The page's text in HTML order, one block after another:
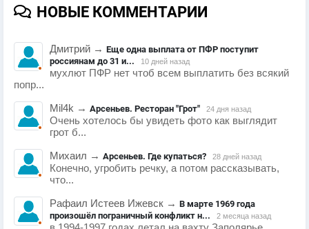
НОВЫЕ КОММЕНТАРИИ
Дмитрий → Еще одна выплата от ПФР поступит
россиянам до 31 и...
10 дней назад
мухлют ПФР нет чтоб всем выплатить без всякий
попр...
Mil4k → Арсеньев. Ресторан "Грот" 24 дня назад
Очень хотелось бы увидеть фото как выглядит
грот б...
Михаил → Арсеньев. Где купаться? 28 дней назад
Конечно, угробить речку, а потом рассказывать,
что...
Рафаил Истеев Ижевск → В марте 1969 года
произошёл пограничный конфликт н...
2 месяца назад